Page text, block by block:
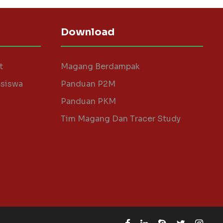
Download
Magang Berdampak
Panduan P2M
Panduan PKM
Tim Magang Dan Tracer Study